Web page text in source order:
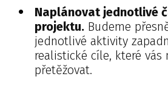
Naplánovat jednotlivé
projektu. Budeme
jednotlivé aktivity
realistické cíle, které vás
přetěžovat.